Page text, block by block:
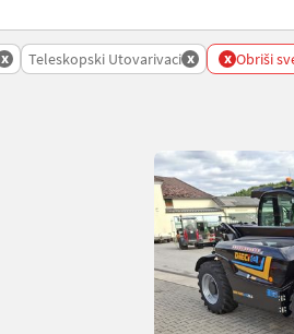
x Teleskopski Utovarivaci x x Obriši